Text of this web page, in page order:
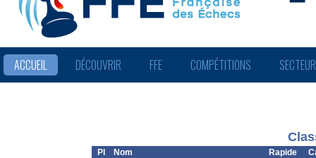
ACCUEIL DÉCOUVRIR FFE COMPÉTITIONS
Pl Nom Rapide